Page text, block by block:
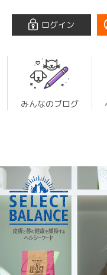
ログイン
みんなのブログ